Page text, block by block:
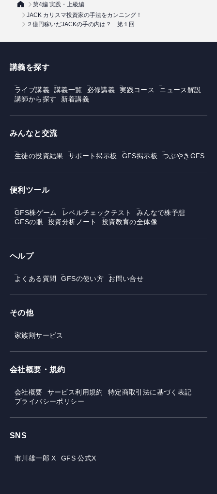
第4編 実践・上級編
JACK カリスマ投資家の手法をカンニング！
２億円稼いだJACKの手の内は？ 第１回
講義を探す
ライブ講義 講義一覧 必修講義 実践コース
ニュース解説
講師から探す
新着講義
みんなと交流
生徒の投資結果 サポート掲示板 GFS掲示板 つぶやきGFS
便利ツール
GFS株ゲーム レベルチェックテスト
みんなで株予想
GFSの眼
投資分析ノート 投資教育の全体像
ヘルプ
よくある質問 GFSの使い方 お問い合せ
その他
家族割サービス
会社概要・規約
会社概要 サービス利用規約
特定商取引法に基づく表記
プライバシーポリシー
SNS
市川雄一郎 X GFS 公式X